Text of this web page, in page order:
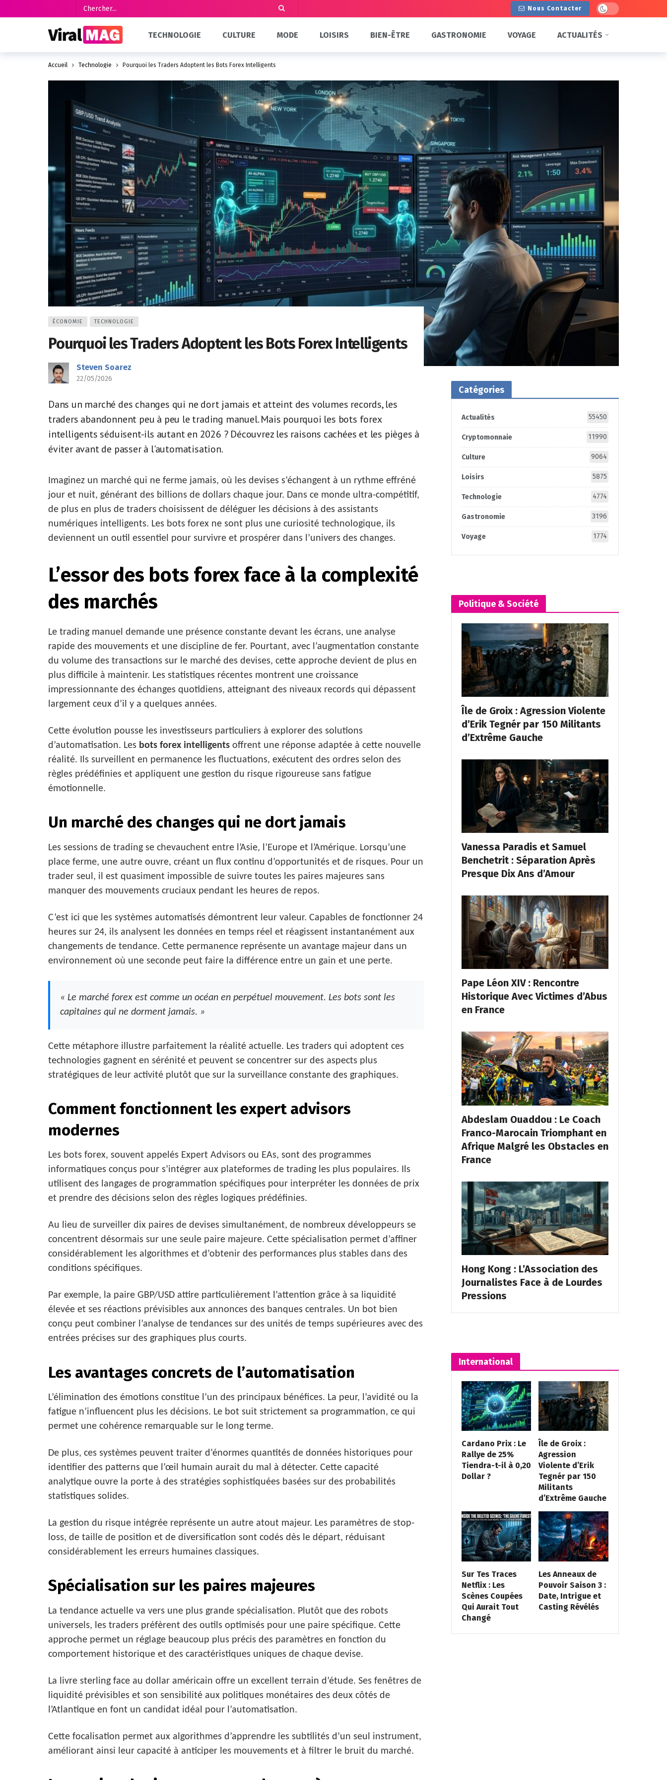
Nous Contacter Dark mode
TECHNOLOGIE CULTURE MODE LOISIRS BIEN-ÊTRE GASTRONOMIE VOYAGE ACTUALITÉS
Accueil Technologie Pourquoi les Traders Adoptent les Bots Forex Intelligents
ÉCONOMIE TECHNOLOGIE
Pourquoi les Traders Adoptent les Bots Forex Intelligents
Steven Soarez
22/05/2026
Dans un marché des changes qui ne dort jamais et atteint des volumes records, les
traders abandonnent peu à peu le trading manuel. Mais pourquoi les bots forex
intelligents séduisent-ils autant en 2026 ? Découvrez les raisons cachées et les pièges à
éviter avant de passer à l'automatisation.
Imaginez un marché qui ne ferme jamais, où les devises s’échangent à un rythme effréné
jour et nuit, générant des billions de dollars chaque jour. Dans ce monde ultra-compétitif,
de plus en plus de traders choisissent de déléguer les décisions à des assistants
numériques intelligents. Les bots forex ne sont plus une curiosité technologique, ils
deviennent un outil essentiel pour survivre et prospérer dans l’univers des changes.
L’essor des bots forex face à la complexité
des marchés
Le trading manuel demande une présence constante devant les écrans, une analyse
rapide des mouvements et une discipline de fer. Pourtant, avec l’augmentation constante
du volume des transactions sur le marché des devises, cette approche devient de plus en
plus difficile à maintenir. Les statistiques récentes montrent une croissance
impressionnante des échanges quotidiens, atteignant des niveaux records qui dépassent
largement ceux d’il y a quelques années.
Cette évolution pousse les investisseurs particuliers à explorer des solutions
d’automatisation. Les bots forex intelligents offrent une réponse adaptée à cette nouvelle
réalité. Ils surveillent en permanence les fluctuations, exécutent des ordres selon des
règles prédéfinies et appliquent une gestion du risque rigoureuse sans fatigue
émotionnelle.
Un marché des changes qui ne dort jamais
Les sessions de trading se chevauchent entre l’Asie, l’Europe et l’Amérique. Lorsqu’une
place ferme, une autre ouvre, créant un flux continu d’opportunités et de risques. Pour un
trader seul, il est quasiment impossible de suivre toutes les paires majeures sans
manquer des mouvements cruciaux pendant les heures de repos.
C’est ici que les systèmes automatisés démontrent leur valeur. Capables de fonctionner 24
heures sur 24, ils analysent les données en temps réel et réagissent instantanément aux
changements de tendance. Cette permanence représente un avantage majeur dans un
environnement où une seconde peut faire la différence entre un gain et une perte.
« Le marché forex est comme un océan en perpétuel mouvement. Les bots sont les
capitaines qui ne dorment jamais. »
Cette métaphore illustre parfaitement la réalité actuelle. Les traders qui adoptent ces
technologies gagnent en sérénité et peuvent se concentrer sur des aspects plus
stratégiques de leur activité plutôt que sur la surveillance constante des graphiques.
Comment fonctionnent les expert advisors
modernes
Les bots forex, souvent appelés Expert Advisors ou EAs, sont des programmes
informatiques conçus pour s’intégrer aux plateformes de trading les plus populaires. Ils
utilisent des langages de programmation spécifiques pour interpréter les données de prix
et prendre des décisions selon des règles logiques prédéfinies.
Au lieu de surveiller dix paires de devises simultanément, de nombreux développeurs se
concentrent désormais sur une seule paire majeure. Cette spécialisation permet d’affiner
considérablement les algorithmes et d’obtenir des performances plus stables dans des
conditions spécifiques.
Par exemple, la paire GBP/USD attire particulièrement l’attention grâce à sa liquidité
élevée et ses réactions prévisibles aux annonces des banques centrales. Un bot bien
conçu peut combiner l’analyse de tendances sur des unités de temps supérieures avec des
entrées précises sur des graphiques plus courts.
Les avantages concrets de l’automatisation
L’élimination des émotions constitue l’un des principaux bénéfices. La peur, l’avidité ou la
fatigue n’influencent plus les décisions. Le bot suit strictement sa programmation, ce qui
permet une cohérence remarquable sur le long terme.
De plus, ces systèmes peuvent traiter d’énormes quantités de données historiques pour
identifier des patterns que l’œil humain aurait du mal à détecter. Cette capacité
analytique ouvre la porte à des stratégies sophistiquées basées sur des probabilités
statistiques solides.
La gestion du risque intégrée représente un autre atout majeur. Les paramètres de stop-
loss, de taille de position et de diversification sont codés dès le départ, réduisant
considérablement les erreurs humaines classiques.
Spécialisation sur les paires majeures
La tendance actuelle va vers une plus grande spécialisation. Plutôt que des robots
universels, les traders préfèrent des outils optimisés pour une paire spécifique. Cette
approche permet un réglage beaucoup plus précis des paramètres en fonction du
comportement historique et des caractéristiques uniques de chaque devise.
La livre sterling face au dollar américain offre un excellent terrain d’étude. Ses fenêtres de
liquidité prévisibles et son sensibilité aux politiques monétaires des deux côtés de
l’Atlantique en font un candidat idéal pour l’automatisation.
Cette focalisation permet aux algorithmes d’apprendre les subtilités d’un seul instrument,
améliorant ainsi leur capacité à anticiper les mouvements et à filtrer le bruit du marché.
Catégories
Actualités 55450
Cryptomonnaie 11990
Culture 9064
Loisirs 5875
Technologie 4774
Gastronomie 3196
Voyage 1774
Politique & Société
Île de Groix : Agression Violente
d’Erik Tegnér par 150 Militants
d’Extrême Gauche
Vanessa Paradis et Samuel
Benchetrit : Séparation Après
Presque Dix Ans d’Amour
Pape Léon XIV : Rencontre
Historique Avec Victimes d’Abus
en France
Abdeslam Ouaddou : Le Coach
Franco-Marocain Triomphant en
Afrique Malgré les Obstacles en
France
Hong Kong : L’Association des
Journalistes Face à de Lourdes
Pressions
International
Cardano Prix : Le
Rallye de 25%
Tiendra-t-il à 0,20
Dollar ?
Île de Groix :
Agression
Violente d’Erik
Tegnér par 150
Militants
d’Extrême Gauche
Sur Tes Traces
Netflix : Les
Scènes Coupées
Qui Aurait Tout
Changé
Les Anneaux de
Pouvoir Saison 3 :
Date, Intrigue et
Casting Révélés